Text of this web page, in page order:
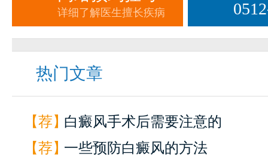
详细了解医生擅长疾病
热门文章
【荐】白癜风手术后需要注意的
【荐】一些预防白癜风的方法